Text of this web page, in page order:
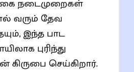
நடைமுறைகள்
வரும் தேவ
இந்த பாட
புரிந்து
செய்கிறார்.